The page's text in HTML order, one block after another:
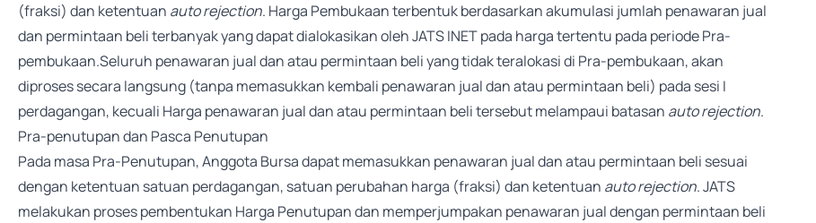
(fraksi) dan ketentuan auto rejection. Harga Pembukaan terbentuk berdasarkan akumulasi jumlah penawaran jual
dan permintaan beli terbanyak yang dapat dialokasikan oleh JATS INET pada harga tertentu pada periode Pra-
pembukaan.Seluruh penawaran jual dan atau permintaan beli yang tidak teralokasi di Pra-pembukaan, akan
diproses secara langsung (tanpa memasukkan kembali penawaran jual dan atau permintaan beli) pada sesi I
perdagangan, kecuali Harga penawaran jual dan atau permintaan beli tersebut melampaui batasan auto rejection.
Pra-penutupan dan Pasca Penutupan
Pada masa Pra-Penutupan, Anggota Bursa dapat memasukkan penawaran jual dan atau permintaan beli sesuai
dengan ketentuan satuan perdagangan, satuan perubahan harga (fraksi) dan ketentuan auto rejection. JATS
melakukan proses pembentukan Harga Penutupan dan memperjumpakan penawaran jual dengan permintaan beli